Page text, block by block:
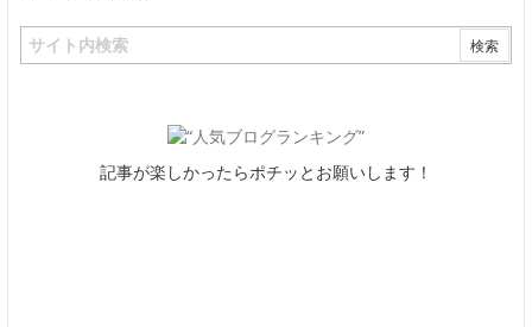
記事が楽しかったらポチッとお願いします！